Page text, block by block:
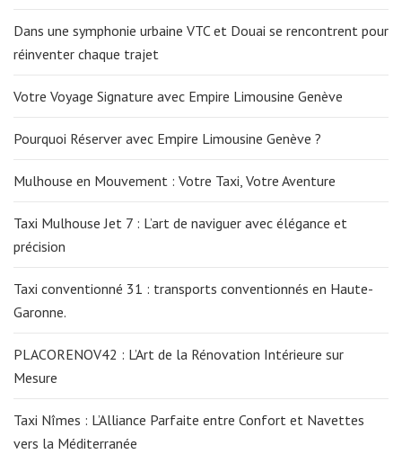
Dans une symphonie urbaine VTC et Douai se rencontrent pour
réinventer chaque trajet
Votre Voyage Signature avec Empire Limousine Genève
Pourquoi Réserver avec Empire Limousine Genève ?
Mulhouse en Mouvement : Votre Taxi, Votre Aventure
Taxi Mulhouse Jet 7 : L’art de naviguer avec élégance et
précision
Taxi conventionné 31 : transports conventionnés en Haute-
Garonne.
PLACORENOV42 : L’Art de la Rénovation Intérieure sur
Mesure
Taxi Nîmes : L’Alliance Parfaite entre Confort et Navettes
vers la Méditerranée